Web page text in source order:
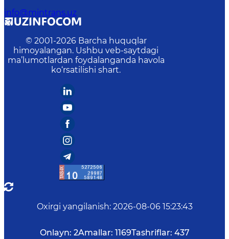
info@mintrans.uz
© 2001-2026 Barcha huquqlar
himoyalangan. Ushbu veb-saytdagi
ma’lumotlardan foydalanganda havola
ko‘rsatilishi shart.
Oxirgi yangilanish: 2026-08-06 15:23:43
Onlayn: 2Amallar: 1169Tashriflar: 437